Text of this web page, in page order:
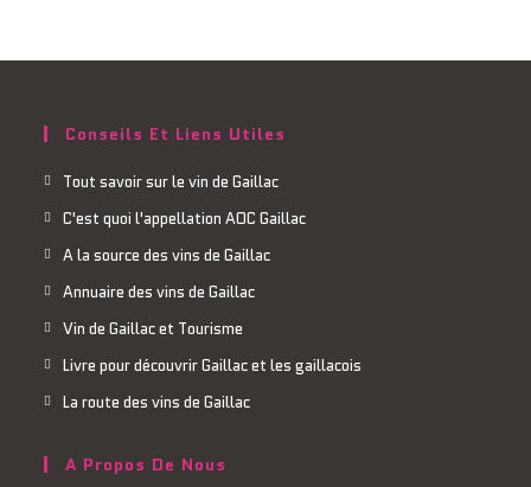
Conseils Et Liens Utiles
Tout savoir sur le vin de Gaillac
C'est quoi l'appellation AOC Gaillac
A la source des vins de Gaillac
Annuaire des vins de Gaillac
Vin de Gaillac et Tourisme
Livre pour découvrir Gaillac et les gaillacois
La route des vins de Gaillac
A Propos De Nous